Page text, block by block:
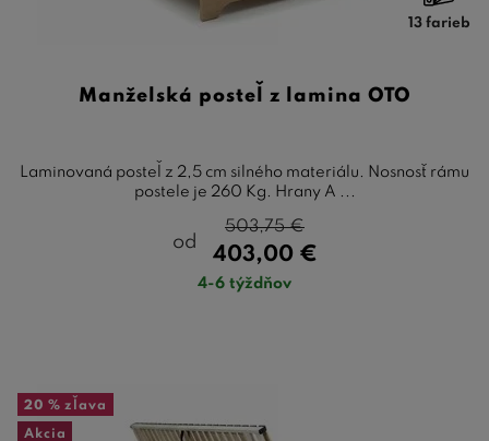
13 farieb
Manželská posteľ z lamina OTO
Laminovaná posteľ z 2,5 cm silného materiálu. Nosnosť rámu
postele je 260 Kg. Hrany A ...
od
403,00 €
503,75€
4-6 týždňov
20 % zľava
Akcia